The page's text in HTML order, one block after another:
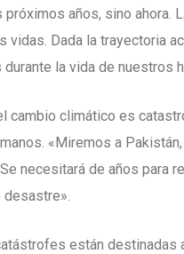
años, sino
Dada la trayectoria
la vida de nuestros
cambio climático es
«Miremos a
necesitará de años para
están